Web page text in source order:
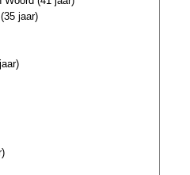
jaar)